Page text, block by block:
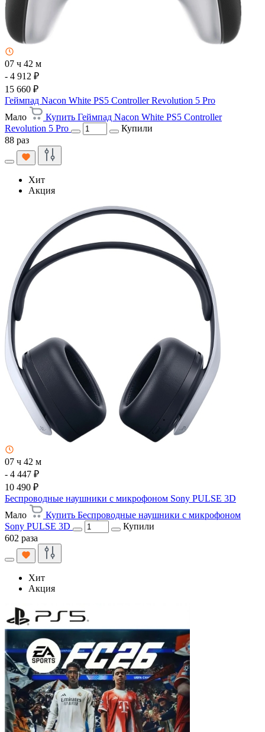
07 ч 42 м
- 4 912 ₽
15 660 ₽
Геймпад Nacon White PS5 Controller Revolution 5 Pro
Мало
Купить Геймпад Nacon White PS5 Controller
Revolution 5 Pro
Купили
88 раз
Хит
Акция
07 ч 42 м
- 4 447 ₽
10 490 ₽
Беспроводные наушники с микрофоном Sony PULSE 3D
Мало
Купить Беспроводные наушники с микрофоном
Sony PULSE 3D
Купили
602 раза
Хит
Акция